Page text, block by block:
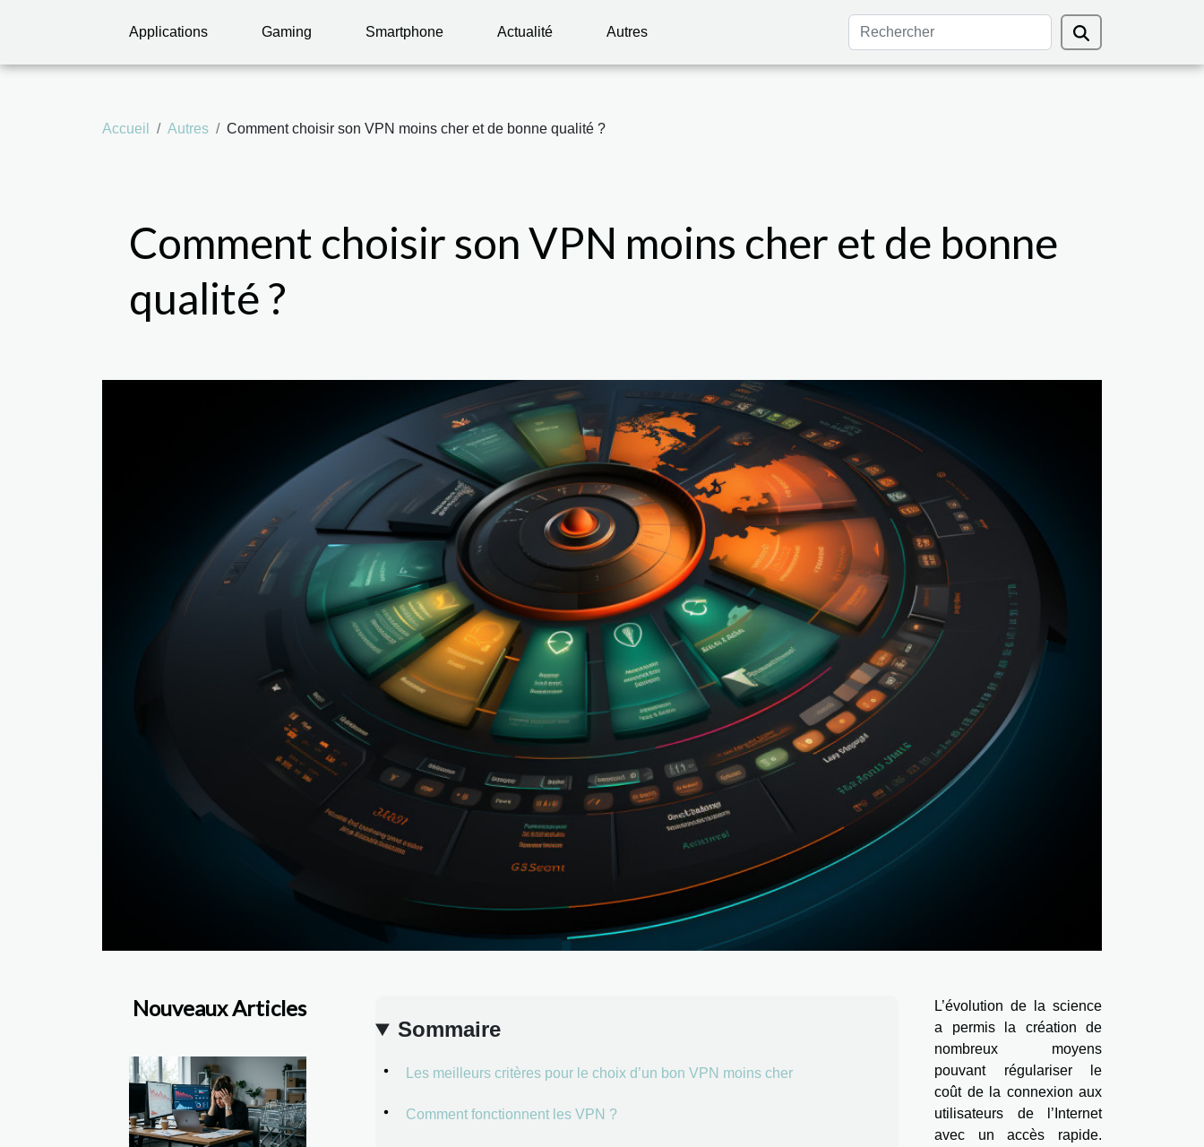
Applications Gaming Smartphone Actualité Autres
Accueil Autres Comment choisir son VPN moins cher et de bonne qualité ?
Comment choisir son VPN moins cher et de bonne
qualité ?
Nouveaux Articles
Sommaire
Les meilleurs critères pour le choix d’un bon VPN moins cher
Comment fonctionnent les VPN ?
L’évolution de la science
a permis la création de
nombreux moyens
pouvant régulariser le
coût de la connexion aux
utilisateurs de l’Internet
avec un accès rapide.